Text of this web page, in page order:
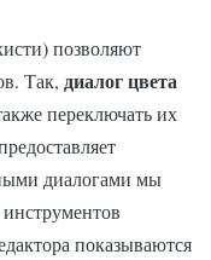
позволяют
Так, диалог цвета
переключать их
диалогами мы
показываются